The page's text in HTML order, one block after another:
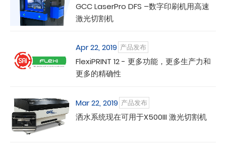
GCC LaserPro DFS –数字印刷机用高速
激光切割机
Apr 22, 2019 产品发布
FlexiPRINT 12 - 更多功能，更多生产力和
更多的精确性
Mar 22, 2019 产品发布
洒水系统现在可用于X500III 激光切割机